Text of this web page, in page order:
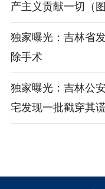
产主义贡献一切（图
独家曝光：吉林省
除手术
独家曝光：吉林公
宅发现一批戳穿其